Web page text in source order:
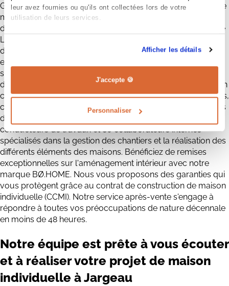
leur avez fournies ou qu'ils ont collectées lors de votre
utilisation de leurs services.
Afficher les détails
J'accepte 🍪
Personnaliser
Grâce à plus de 30 ans d'expérience dans la construction de
maisons neuves, Maisons CPR est devenue le constructeur
de maisons individuelles numéro un en région Centre Val de
Loire. Nous avons déjà accompagné plus de 3 000 projets
de maisons individuelles, et 95% de nos clients sont
extrêmement satisfaits de nos services. Profitez de notre
service de recherche foncière gratuit et de notre assistance
dans la recherche de financements en collaboration avec un
courtier immobilier. Faites confiance à notre bureau d'études,
constitué de 25 techniciens inventifs, pour élaborer les plans
de votre maison. Notre équipe comprend plus de 16
conducteurs de travaux et 80 collaborateurs internes
spécialisés dans la gestion des chantiers et la réalisation des
différents éléments des maisons. Bénéficiez de remises
exceptionnelles sur l'aménagement intérieur avec notre
marque BØ.HOME. Nous vous proposons des garanties qui
vous protègent grâce au contrat de construction de maison
individuelle (CCMI). Notre service après-vente s'engage à
répondre à toutes vos préoccupations de nature décennale
en moins de 48 heures.
Notre équipe est prête à vous écouter
et à réaliser votre projet de maison
individuelle à Jargeau